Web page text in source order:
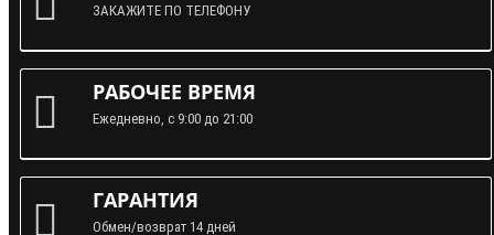
ЗАКАЖИТЕ ПО ТЕЛЕФОНУ
РАБОЧЕЕ ВРЕМЯ
Ежедневно, с 9:00 до 21:00
ГАРАНТИЯ
Обмен/возврат 14 дней